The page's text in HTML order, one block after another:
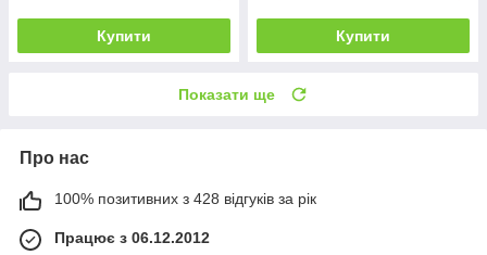
Купити Купити
Показати ще
Про нас
100% позитивних з 428 відгуків за рік
Працює з 06.12.2012